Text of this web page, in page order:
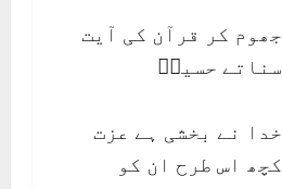
جھوم کر قرآن کی آیت
سناتے حسینؑ
خدا نے بخشی ہے عزت
کچھ اس طرح ان کو